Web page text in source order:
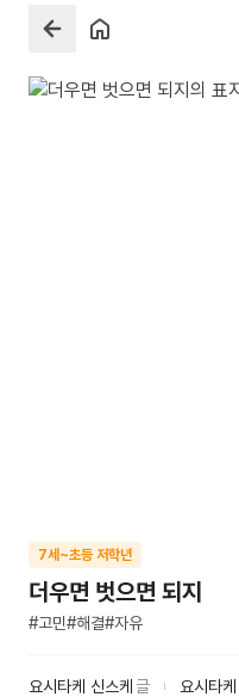
7세~초등 저학년
더우면 벗으면 되지
#고민#해결#자유
요시타케 신스케 글 요시타